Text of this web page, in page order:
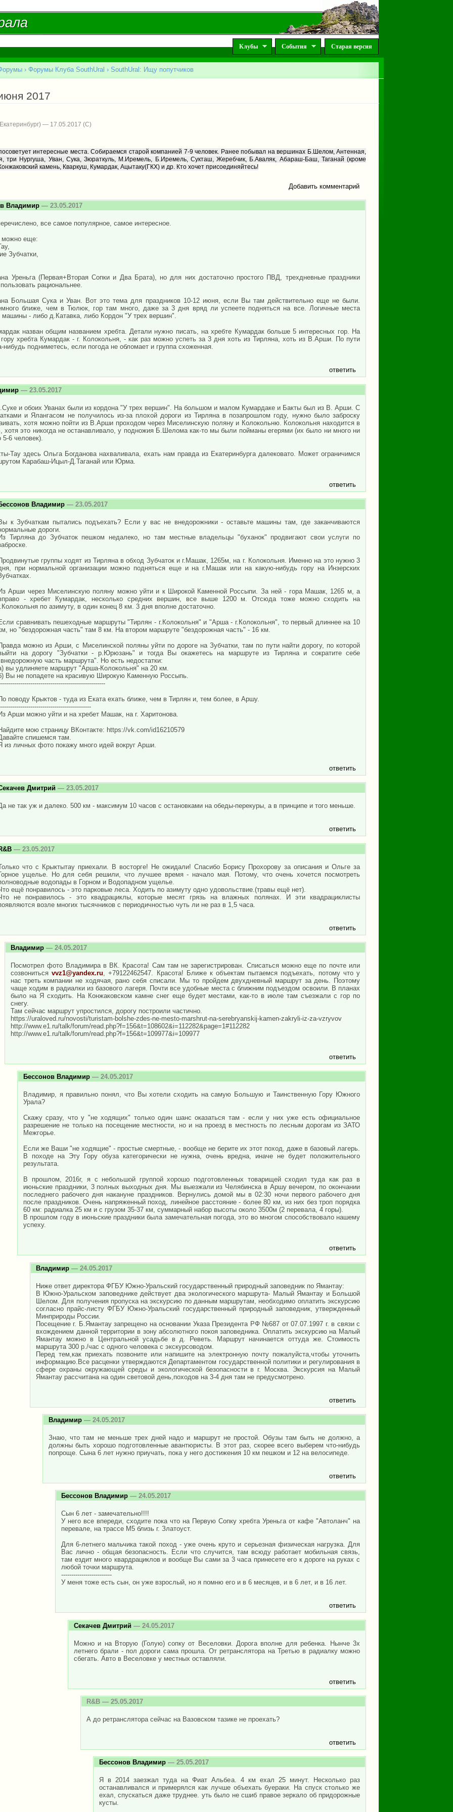
Клубы События Старая версия
› Форумы Клуба SouthUral › SouthUral: Ищу попутчиков
2017
— 17.05.2017
интересные места. Собираемся старой компанией 7-9 человек. Ранее побывал на вершинах Б.Шелом, Антенная,
три Нургуша, Уван, Сука, Зюраткуль, М.Иремель, Б.Иремель, Сукташ, Жеребчик, Б.Аваляк, Абараш-Баш, Таганай (кроме
камень, Кваркуш, Кумардак, Ацытаку(ГКХ) и др. Кто хочет присоединяйтесь!
Добавить комментарий
Владимир — 23.05.2017
все самое популярное, самое интересное.
можно еще:
Зубчатки,
Уреньга (Первая+Вторая Сопки и Два Брата), но для них достаточно простого ПВД, трехдневные праздники
рациональнее.
Большая Сука и Уван. Вот это тема для праздников 10-12 июня, если Вы там действительно еще не были.
ближе, чем в Тюлюк, гор там много, даже за 3 дня вряд ли успеете подняться на все. Логичные места
машины - либо д.Катавка, либо Кордон "У трех вершин".
назван общим названием хребта. Детали нужно писать, на хребте Кумардак больше 5 интересных гор. На
хребта Кумардак - г. Колокольня, - как раз можно успеть за 3 дня хоть из Тирляна, хоть из В.Арши. По пути
нибудь подниметесь, если погода не обломает и группа схоженная.
ответить
— 23.05.2017
и обоих Уванах были из кордона "У трех вершин". На большом и малом Кумардаке и Бакты был из В. Арши. С
и Ялангасом не получилось из-за плохой дороги из Тирляна в позапрошлом году, нужно было заброску
хотя можно пойти из В.Арши проходом через Миселинскую поляну и Колокольню. Колокольня находится в
это никогда не останавливало, у подножия Б.Шелома как-то мы были пойманы егерями (их было ни много ни
6 человек).
Тау здесь Ольга Богданова нахваливала, ехать нам правда из Екатеринбурга далековато. Может ограничимся
Карабаш-Ицыл-Д.Таганай или Юрма.
ответить
Владимир — 23.05.2017
к Зубчаткам пытались подъехать? Если у вас не внедорожники - оставьте машины там, где заканчиваются
дороги.
Тирляна до Зубчаток пешком недалеко, но там местные владельцы "буханок" продвигают свои услуги по
группы ходят из Тирляна в обход Зубчаток и г.Машак, 1265м, на г. Колокольня. Именно на это нужно 3
при нормальной организации можно подняться еще и на г.Машак или на какую-нибудь гору на Инзерских
Арши через Миселинскую поляну можно уйти и к Широкой Каменной Россыпи. За ней - гора Машак, 1265 м, а
- хребет Кумардак, несколько средних вершин, все выше 1200 м. Отсюда тоже можно сходить на
по азимуту, в один конец 8 км. 3 дня вполне достаточно.
сравнивать пешеходные маршруты "Тирлян - г.Колокольня" и "Арша - г.Колокольня", то первый длиннее на 10
но "бездорожная часть" там 8 км. На втором маршруте "бездорожная часть" - 16 км.
можно из Арши, с Миселинской поляны уйти по дороге на Зубчатки, там по пути найти дорогу, по которой
на дорогу "Зубчатки - р.Юрюзань" и тогда Вы окажетесь на маршруте из Тирляна и сократите себе
часть маршрута". Но есть недостатки:
вы удлиняете маршрут "Арша-Колокольня" на 20 км.
Вы не попадете на красивую Широкую Каменную Россыпь.
поводу Крыктов - туда из Еката ехать ближе, чем в Тирлян и, тем более, в Аршу.
Арши можно уйти и на хребет Машак, на г. Харитонова.
мою страницу ВКонтакте: https://vk.com/id16210579
спишемся там.
из личных фото покажу много идей вокруг Арши.
ответить
Дмитрий — 23.05.2017
не так уж и далеко. 500 км - максимум 10 часов с остановками на обеды-перекуры, а в принципе и того меньше.
ответить
— 23.05.2017
что с Крыктытау приехали. В восторге! Не ожидали! Спасибо Борису Прохорову за описания и Ольге за
ущелье. Но для себя решили, что лучшее время - начало мая. Потому, что очень хочется посмотреть
водопады в Горном и Водопадном ущелье.
ещё понравилось - это парковые леса. Ходить по азимуту одно удовольствие.(травы ещё нет).
не понравилось - это квадрациклы, которые месят грязь на влажных полянах. И эти квадрациклисты
возле многих тысячников с периодичностью чуть ли не раз в 1,5 часа.
ответить
Владимир — 24.05.2017
Посмотрел фото Владимира в ВК. Красота! Сам там не зарегистрирован. Списаться можно еще по почте или
созвонитьсяvvz1@yandex.ru , +79122462547. Красота! Ближе к объектам пытаемся подъехать, потому что у
нас треть компании не ходячая, рано себя списали. Мы то пройдем двухдневный маршрут за день. Поэтому
чаще ходим в радиалки из базового лагеря. Почти все удобные места с ближним подъездом освоили. В планах
было на Я сходить. На Конжаковском камне снег еще будет местами, как-то в июле там съезжали с гор по
снегу.
Там сейчас маршрут упростился, дорогу построили частично.
https://uraloved.ru/novosti/turistam-bolshe-zdes-ne-mesto-marshrut-na-serebryanskij-kamen-zakryli-iz-za-vzryvov
http://www.e1.ru/talk/forum/read.php?f=156&t=108602&i=112282&page=1#112282
http://www.e1.ru/talk/forum/read.php?f=156&t=109977&i=109977
ответить
Бессонов Владимир — 24.05.2017
Владимир, я правильно понял, что Вы хотели сходить на самую Большую и Таинственную Гору Южного
Урала?
Скажу сразу, что у "не ходящих" только один шанс оказаться там - если у них уже есть официальное
разрешение не только на посещение местности, но и на проезд в местность по лесным дорогам из ЗАТО
Межгорье.
Если же Ваши "не ходящие" - простые смертные, - вообще не берите их этот поход, даже в базовый лагерь.
В походе на Эту Гору обуза категорически не нужна, очень вредна, иначе не будет положительного
результата.
В прошлом, 2016г, я с небольшой группой хорошо подготовленных товарищей сходил туда как раз в
июньские праздники, 3 полных выходных дня. Мы выезжали из Челябинска в Аршу вечером, по окончании
последнего рабочего дня накануне праздников. Вернулись домой мы в 02:30 ночи первого рабочего дня
после праздников. Очень напряженный поход, линейное расстояние - более 80 км, из них без троп порядка
60 км: радиалка 25 км и с грузом 35-37 км, суммарный набор высоты около 3500м (2 перевала, 4 горы).
В прошлом году в июньские праздники была замечательная погода, это во многом способствовало нашему
успеху.
ответить
Владимир — 24.05.2017
Ниже ответ директора ФГБУ Южно-Уральский государственный природный заповедник по Ямантау:
В Южно-Уральском заповеднике действует два экологического маршрута- Малый Ямантау и Большой
Шелом. Для получения пропуска на экскурсию по данным маршрутам, необходимо оплатить экскурсию
согласно прайс-листу ФГБУ Южно-Уральский государственный природный заповедник, утвержденный
Минприроды России.
Посещение г. Б.Ямантау запрещено на основании Указа Президента РФ №687 от 07.07.1997 г. в связи с
вхождением данной территории в зону абсолютного покоя заповедника. Оплатить экскурсию на Малый
Ямантау можно в Центральной усадьбе в д. Реветь. Маршрут начинается оттуда же. Стоимость
маршрута 300 р./час с одного человека с экскурсоводом.
Перед тем,как приехать позвоните или напишите на электронную почту пожалуйста,чтобы уточнить
информацию.Все расценки утверждаются Департаментом государственной политики и регулирования в
сфере охраны окружающей среды и экологической безопасности в г. Москва. Экскурсия на Малый
Ямантау рассчитана на один световой день,походов на 3-4 дня там не предусмотрено.
ответить
Владимир — 24.05.2017
Знаю, что там не меньше трех дней надо и маршрут не простой. Обузы там быть не должно, а
должны быть хорошо подготовленные авантюристы. В этот раз, скорее всего выберем что-нибудь
попроще. Сына 6 лет нужно приучать, пока у него достижения 10 км пешком и 12 на велосипеде.
ответить
Бессонов Владимир — 24.05.2017
Сын 6 лет - замечательно!!!!
У него все впереди, сходите пока что на Первую Сопку хребта Уреньга от кафе "Автоланч" на
перевале, на трассе М5 близь г. Златоуст.
Для 6-летнего мальчика такой поход - уже очень круто и серьезная физическая нагрузка. Для
Вас лично - общая безопасность. Если что случится, там всюду работает мобильная связь,
там ездит много квардрациклов и вообще Вы сами за 3 часа принесете его к дороге на руках с
любой точки маршрута.
-------------------------
У меня тоже есть сын, он уже взрослый, но я помню его и в 6 месяцев, и в 6 лет, и в 16 лет.
ответить
Секачев Дмитрий — 24.05.2017
Можно и на Вторую (Голую) сопку от Веселовки. Дорога вполне для ребенка. Нынче 3х
летнего брали - пол дороги сама прошла. От ретранслятора на Третью в радиалку можно
сбегать. Авто в Веселовке у местных оставляли.
ответить
R&B — 25.05.2017
А до ретранслятора сейчас на Вазовском тазике не проехать?
ответить
Бессонов Владимир — 25.05.2017
Я в 2014 заезжал туда на Фиат Альбеа. 4 км ехал 25 минут. Несколько раз
останавливался и примерялся как лучше объехать буераки. На спуск столько же
ехал, спускаться даже труднее. уть было не сшиб правое зеркало об придорожные
кусты.